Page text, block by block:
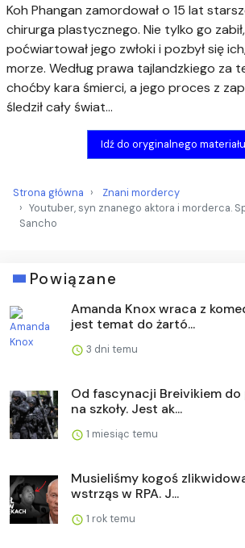
Koh Phangan zamordował o 15 lat
chirurga plastycznego. Nie tylko go
poćwiartował jego zwłoki i pozbył się
morze. Według prawa tajlandzkiego za
choćby kara śmierci, a jego proces z
śledził cały świat…
Idź do oryginalnego materiału
Strona główna
Znani mordercy
Youtuber, syn znanego aktora i morderca.
Sancho
Powiązane
Amanda Knox wraca z
jest temat do żartó...
3 dni temu
Od fascynacji Breivikiem
na szkoły. Jest ak...
1 miesiąc temu
Musieliśmy kogoś
wstrząs w RPA. J...
1 rok temu